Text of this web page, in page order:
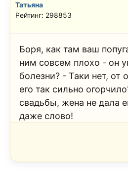
Татьяна
Рейтинг: 298853
Боря, как там ваш
ним совсем плохо - он
болезни? - Таки нет, от
его так сильно
свадьбы, жена не дала
даже слово!